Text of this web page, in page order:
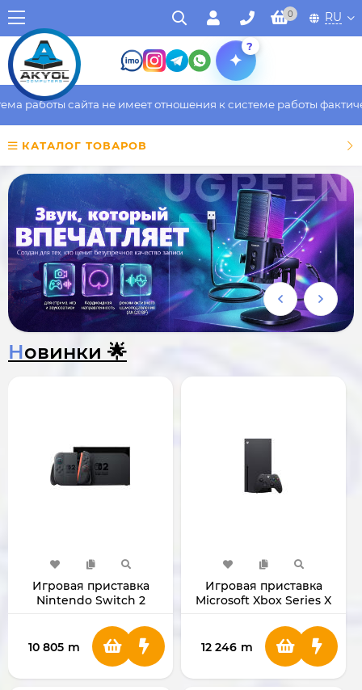
0 RU
?
сайта не имеет отношения к системе работы фактического
КАТАЛОГ ТОВАРОВ
Новинки 🌟
Игровая приставка
Nintendo Switch 2
10 805 m
Игровая приставка
Microsoft Xbox Series X
12 246 m